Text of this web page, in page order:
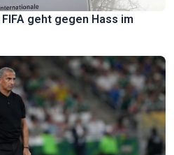
geht gegen Hass im